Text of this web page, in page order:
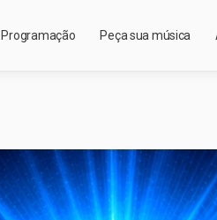
Programação Peça sua música